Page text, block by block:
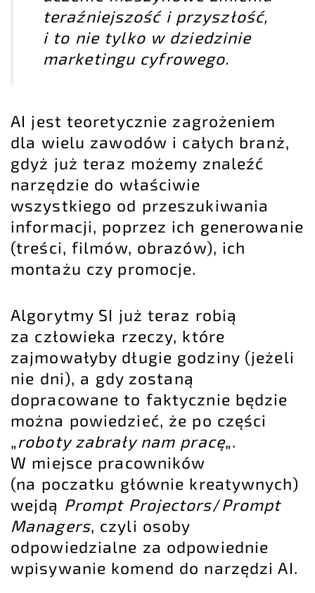
teraźniejszość i przyszłość,
i to nie tylko w dziedzinie
marketingu cyfrowego.
AI jest teoretycznie zagrożeniem
dla wielu zawodów i całych branż,
gdyż już teraz możemy znaleźć
narzędzie do właściwie
wszystkiego od przeszukiwania
informacji, poprzez ich generowanie
(treści, filmów, obrazów), ich
montażu czy promocje.
Algorytmy SI już teraz robią
za człowieka rzeczy, które
zajmowałyby długie godziny (jeżeli
nie dni), a gdy zostaną
dopracowane to faktycznie będzie
można powiedzieć, że po części
„roboty zabrały nam pracę„.
W miejsce pracowników
(na poczatku głównie kreatywnych)
wejdą Prompt Projectors/Prompt
Managers, czyli osoby
odpowiedzialne za odpowiednie
wpisywanie komend do narzędzi AI.